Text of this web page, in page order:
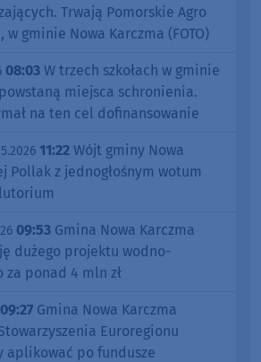
Trwają Pomorskie Agro
w gminie Nowa Karczma (FOTO)
08:03 W trzech szkołach w gminie
miejsca schronienia.
na ten cel dofinansowanie
11:22 Wójt gminy Nowa
Pollak z jednogłośnym wotum
09:53 Gmina Nowa Karczma
dużego projektu wodno-
za ponad 4 mln zł
09:27 Gmina Nowa Karczma
Euroregionu
aplikować po fundusze